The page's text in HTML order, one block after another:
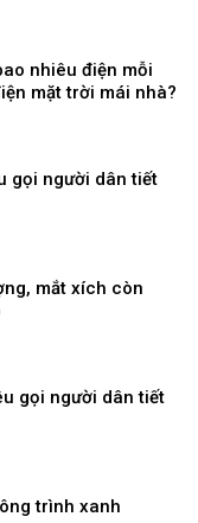
nhiêu điện mỗi
mặt trời mái nhà?
gọi người dân tiết
mắt xích còn
gọi người dân tiết
trình xanh